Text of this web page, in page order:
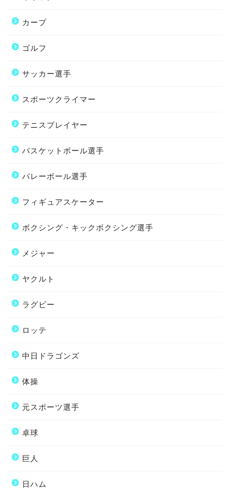
カープ
ゴルフ
サッカー選手
スポーツクライマー
テニスプレイヤー
バスケットボール選手
バレーボール選手
フィギュアスケーター
ボクシング・キックボクシング選手
メジャー
ヤクルト
ラグビー
ロッテ
中日ドラゴンズ
体操
元スポーツ選手
卓球
巨人
日ハム